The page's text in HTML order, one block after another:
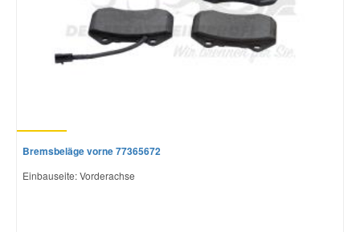
Bremsbeläge vorne 77365672
Einbauseite: Vorderachse